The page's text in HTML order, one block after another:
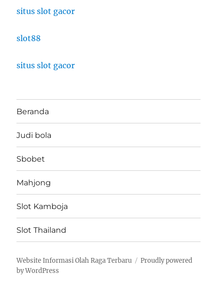
situs slot gacor
slot88
situs slot gacor
Beranda
Judi bola
Sbobet
Mahjong
Slot Kamboja
Slot Thailand
Website Informasi Olah Raga Terbaru
Proudly powered
by WordPress